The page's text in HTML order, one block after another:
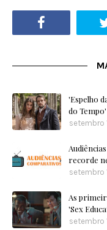
'Espelho
do Tempo'
setembro
recorde
setembro
As
'Sex
setembro